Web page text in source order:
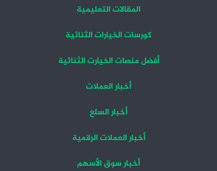
المقالات التعليمية
كورسات الخيارات الثنائية
أفضل منصات الخيارت الثنائية
أخبار العملات
أخبار السلع
أخبار العملات الرقمية
أخبار سوق الأسهم